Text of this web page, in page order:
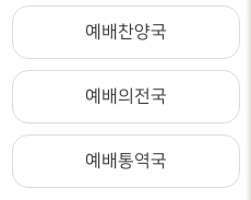
예배찬양국
예배의전국
예배통역국